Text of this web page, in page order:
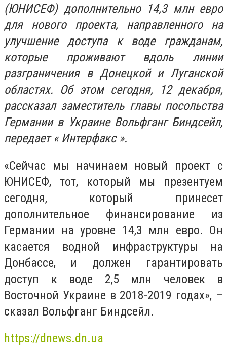
(ЮНИСЕФ) дополнительно 14,3 млн евро
для нового проекта, направленного на
улучшение доступа к воде гражданам,
которые проживают вдоль линии
разграничения в Донецкой и Луганской
областях. Об этом сегодня, 12 декабря,
рассказал заместитель главы посольства
Германии в Украине Вольфганг Биндсейл,
передает « Интерфакс ».
«Сейчас мы начинаем новый проект с
ЮНИСЕФ, тот, который мы презентуем
сегодня, который принесет
дополнительное финансирование из
Германии на уровне 14,3 млн евро. Он
касается водной инфраструктуры на
Донбассе, и должен гарантировать
доступ к воде 2,5 млн человек в
Восточной Украине в 2018-2019 годах», –
сказал Вольфганг Биндсейл.
https://dnews.dn.ua